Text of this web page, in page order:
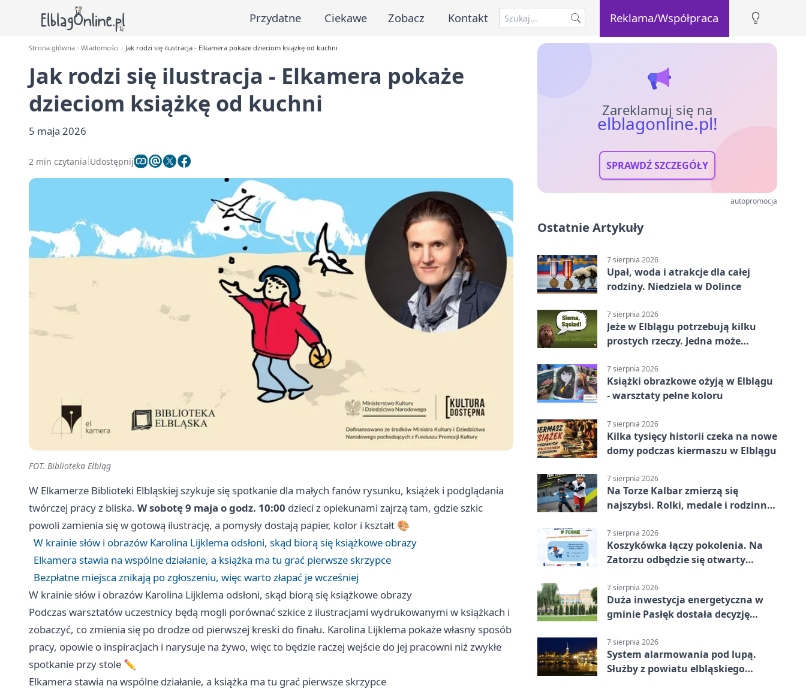
Przydatne Ciekawe Zobacz Kontakt Reklama/Współpraca
Strona główna Wiadomości Jak rodzi się ilustracja - Elkamera pokaże dzieciom książkę od kuchni
Jak rodzi się ilustracja - Elkamera pokaże
dzieciom książkę od kuchni
5 maja 2026
2 min czytania Udostępnij
FOT. Biblioteka Elbląg
W Elkamerze Biblioteki Elbląskiej szykuje się spotkanie dla małych fanów rysunku, książek i podglądania
twórczej pracy z bliska. W sobotę 9 maja o godz. 10:00 dzieci z opiekunami zajrzą tam, gdzie szkic
powoli zamienia się w gotową ilustrację, a pomysły dostają papier, kolor i kształt 🎨
W krainie słów i obrazów Karolina Lijklema odsłoni, skąd biorą się książkowe obrazy
Elkamera stawia na wspólne działanie, a książka ma tu grać pierwsze skrzypce
Bezpłatne miejsca znikają po zgłoszeniu, więc warto złapać je wcześniej
W krainie słów i obrazów Karolina Lijklema odsłoni, skąd biorą się książkowe obrazy
Podczas warsztatów uczestnicy będą mogli porównać szkice z ilustracjami wydrukowanymi w książkach i
zobaczyć, co zmienia się po drodze od pierwszej kreski do finału. Karolina Lijklema pokaże własny sposób
pracy, opowie o inspiracjach i narysuje na żywo, więc to będzie raczej wejście do jej pracowni niż zwykłe
spotkanie przy stole ✏️
Elkamera stawia na wspólne działanie, a książka ma tu grać pierwsze skrzypce
Zareklamuj się na
elblagonline.pl!
SPRAWDŹ SZCZEGÓŁY
autopromocja
Ostatnie Artykuły
7 sierpnia 2026
Upał, woda i atrakcje dla całej
rodziny. Niedziela w Dolince
7 sierpnia 2026
Jeże w Elblągu potrzebują kilku
prostych rzeczy. Jedna może
7 sierpnia 2026
Książki obrazkowe ożyją w Elblągu
- warsztaty pełne koloru
7 sierpnia 2026
Kilka tysięcy historii czeka na nowe
domy podczas kiermaszu w Elblągu
7 sierpnia 2026
Na Torze Kalbar zmierzą się
najszybsi. Rolki, medale i rodzinna
7 sierpnia 2026
Koszykówka łączy pokolenia. Na
Zatorzu odbędzie się otwarty
7 sierpnia 2026
Duża inwestycja energetyczna w
gminie Pasłęk dostała decyzję
7 sierpnia 2026
System alarmowania pod lupą.
Służby z powiatu elbląskiego